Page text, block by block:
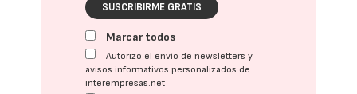
SUSCRIBIRME GRATIS
Marcar todos
Autorizo el envío de newsletters y
avisos informativos personalizados de
interempresas.net